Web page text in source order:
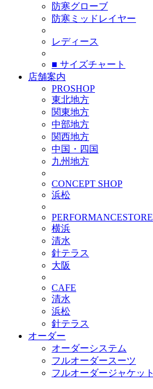
防寒グローブ
防寒ミッドレイヤー
レディース
■ サイズチャート
店舗案内
PROSHOP
東北地方
関東地方
中部地方
関西地方
中国・四国
九州地方
CONCEPT SHOP
浜松
PERFORMANCESTORE
横浜
清水
針テラス
大阪
CAFE
清水
浜松
針テラス
オーダー
オーダーシステム
フルオーダースーツ
フルオーダージャケット